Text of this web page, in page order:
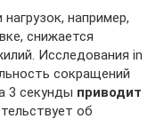
например,
снижается
Исследования in
сокращений
3 секунды приводит
об